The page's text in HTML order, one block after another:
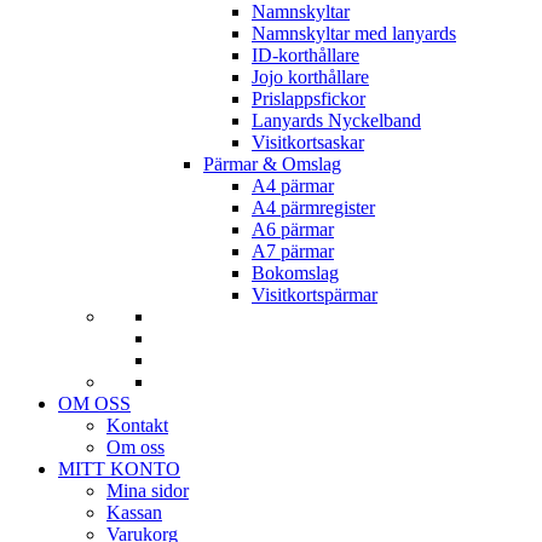
Namnskyltar
Namnskyltar med lanyards
ID-korthållare
Jojo korthållare
Prislappsfickor
Lanyards Nyckelband
Visitkortsaskar
Pärmar & Omslag
A4 pärmar
A4 pärmregister
A6 pärmar
A7 pärmar
Bokomslag
Visitkortspärmar
OM OSS
Kontakt
Om oss
MITT KONTO
Mina sidor
Kassan
Varukorg